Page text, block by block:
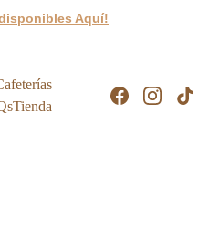
Aquí!
Tienda